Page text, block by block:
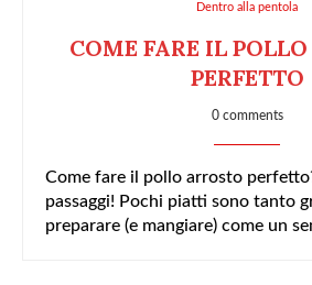
Dentro alla pentola
COME FARE IL
PERFETTO
0 comments
Come fare il pollo arrosto
passaggi! Pochi piatti sono tanto
preparare (e mangiare) come un